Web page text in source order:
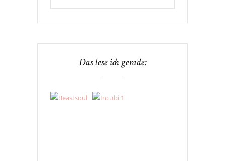
Das lese ich gerade: